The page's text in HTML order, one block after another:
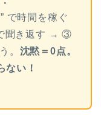
で時間を稼ぐ
聞き返す → ③
。 沈黙＝0点。
ない！